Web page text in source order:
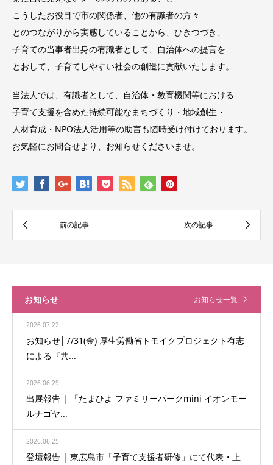
こうしたお役目で市の関係者、他の有識者の方々
とのつながりから実感していることから、ひきつづき、
子育ての当事者出身の有識者として、自治体への提言を
とおして、子育てしやすい社会の創造に貢献いたします。
当法人では、有識者として、自治体・教育機関等における
子育て支援を含めた持続可能なまちづくり・地域創生・
人材育成・NPO法人活用等の助言も随時受け付けております。
お気軽にお問合せより、お知らせくださいませ。
お知らせ お知らせ一覧
2026.07.22
お知らせ│7/31(金) 厚生労働省トモイクプロジェクト有志
による『共...
2026.06.29
出展報告 | 「たまひよ ファミリーパークmini イオンモー
ルナゴヤ...
2026.06.25
登壇報告 | 東広島市「子育て支援者研修」にて代表・上